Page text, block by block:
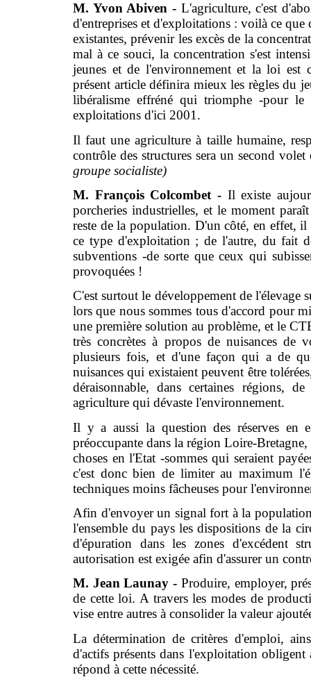
M. Yvon Abiven - L'agriculture, c'est
d'entreprises et d'exploitations : voilà ce
existantes, prévenir les excès de la
mal à ce souci, la concentration s'est
jeunes et de l'environnement et la loi est
présent article définira mieux les règles du
libéralisme effréné qui triomphe -pour
exploitations d'ici 2001.
Il faut une agriculture à taille humaine,
contrôle des structures sera un second
groupe socialiste)
M. François Colcombet - Il existe
porcheries industrielles, et le moment
reste de la population. D'un côté, en effet, il
ce type d'exploitation ; de l'autre, du fait
subventions -de sorte que ceux qui
provoquées !
C'est surtout le développement de l'élevage
lors que nous sommes tous d'accord pour
une première solution au problème, et le
très concrètes à propos de nuisances
plusieurs fois, et d'une façon qui a de
nuisances qui existaient peuvent être
déraisonnable, dans certaines régions,
agriculture qui dévaste l'environnement.
Il y a aussi la question des réserves en
préoccupante dans la région Loire-
choses en l'Etat -sommes qui seraient
c'est donc bien de limiter au maximum
techniques moins fâcheuses pour
Afin d'envoyer un signal fort à la
l'ensemble du pays les dispositions de la
d'épuration dans les zones d'excédent
autorisation est exigée afin d'assurer un
M. Jean Launay - Produire, employer,
de cette loi. A travers les modes de
vise entre autres à consolider la valeur
La détermination de critères d'emploi,
d'actifs présents dans l'exploitation
répond à cette nécessité.